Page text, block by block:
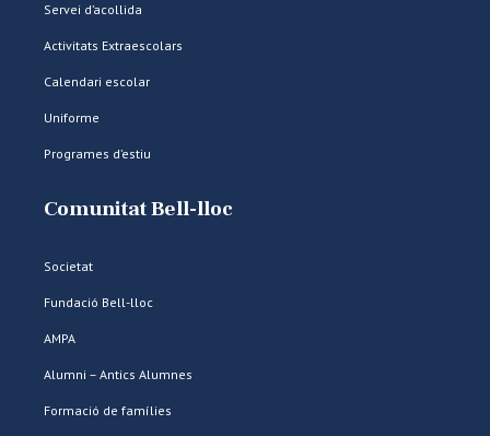
Servei d’acollida
Activitats Extraescolars
Calendari escolar
Uniforme
Programes d’estiu
Comunitat Bell-lloc
Societat
Fundació Bell-lloc
AMPA
Alumni – Antics Alumnes
Formació de famílies